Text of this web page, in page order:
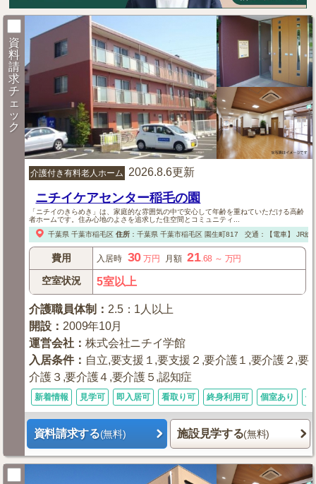
資
料
請
求
チ
ェ
ッ
ク
介護付き有料老人ホーム 2026.8.6更新
ニチイケアセンター稲毛の園
「ニチイのきらめき」は、家庭的な雰囲気の中で安心して年齢を重ねていただける高齢
者ホームです。住み心地のよさを追求した住空間とコミュニティ...
千葉県 千葉市稲毛区 住所： 千葉県 千葉市稲毛区園生町817 交通：【電車】 JR総
費用 入居時 30 万円 月額 21.68 ～ 万円
空室状況 5室以上
介護職員体制 ： 2.5：1人以上
開設 ： 2009年10月
運営会社 ：株式会社ニチイ学館
入居条件： 自立,要支援１,要支援２,要介護１,要介護２,要
介護３,要介護４,要介護５,認知症
新着情報 見学可 即入居可 看取り可 終身利用可 個室あり 体
資料請求する(無料) 施設見学する(無料)